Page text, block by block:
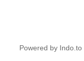
Powered by Indo.to